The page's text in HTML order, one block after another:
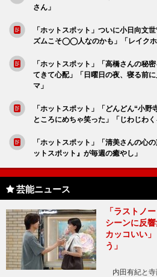
さん」
「ホットスポット」ついに小日向文
ズムこそ◯◯人なのかも」「レイクホ
「ホットスポット」「高橋さんの秘
てきて心配」「日曜日の夜、寝る前
マ」
「ホットスポット」「どんどん“小野
ところにめちゃ笑った」「じわじわ
「ホットスポット」「清美さんの心
ットスポット』が毎週の癒やし」
芸能ニュース
「ラストノ
シーンに反
カッコいい
う」
内田有紀と寺